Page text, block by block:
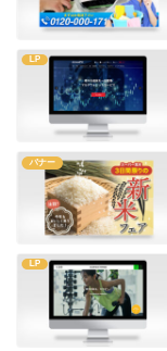
LP
バナー
LP